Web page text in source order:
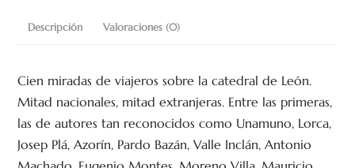
Descripción Valoraciones (0)
Cien miradas de viajeros sobre la catedral de León.
Mitad nacionales, mitad extranjeras. Entre las primeras,
las de autores tan reconocidos como Unamuno, Lorca,
Josep Plá, Azorín, Pardo Bazán, Valle Inclán, Antonio